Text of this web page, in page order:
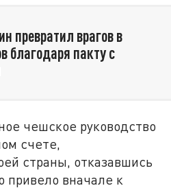
превратил врагов в
благодаря пакту с
чешское руководство
счете,
страны, отказавшись
вначале к